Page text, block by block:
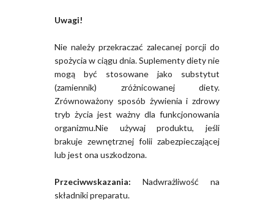
Uwagi!
Nie należy przekraczać zalecanej porcji do
spożycia w ciągu dnia. Suplementy diety nie
mogą być stosowane jako substytut
(zamiennik) zróżnicowanej diety.
Zrównoważony sposób żywienia i zdrowy
tryb życia jest ważny dla funkcjonowania
organizmu.Nie używaj produktu, jeśli
brakuje zewnętrznej folii zabezpieczającej
lub jest ona uszkodzona.
Przeciwwskazania: Nadwrażliwość na
składniki preparatu.